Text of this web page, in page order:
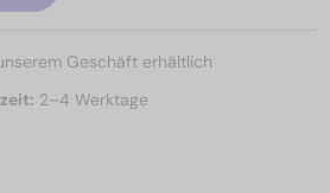
Geschäft erhältlich
2–4 Werktage